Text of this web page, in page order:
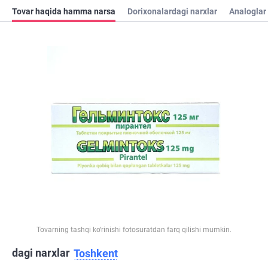
Tovar haqida hamma narsa Dorixonalardagi narxlar Analoglar
Tovarning tashqi ko‘rinishi fotosuratdan farq qilishi mumkin.
dagi narxlar Toshkent